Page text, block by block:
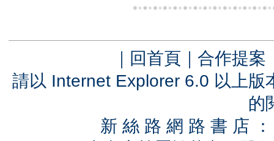
｜ 回首頁 ｜ 合作提案
請以 Internet Explorer 6.0 以上
的
新 絲 路 網 路 書 店